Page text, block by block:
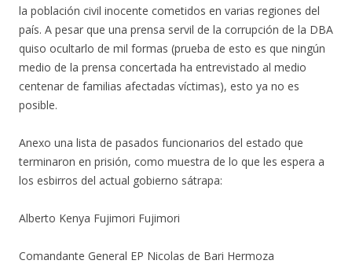
la población civil inocente cometidos en varias regiones del
país. A pesar que una prensa servil de la corrupción de la DBA
quiso ocultarlo de mil formas (prueba de esto es que ningún
medio de la prensa concertada ha entrevistado al medio
centenar de familias afectadas víctimas), esto ya no es
posible.
Anexo una lista de pasados funcionarios del estado que
terminaron en prisión, como muestra de lo que les espera a
los esbirros del actual gobierno sátrapa:
Alberto Kenya Fujimori Fujimori
Comandante General EP Nicolas de Bari Hermoza